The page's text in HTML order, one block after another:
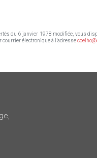
du 6 janvier 1978 modifiée, vous
électronique à l’adresse